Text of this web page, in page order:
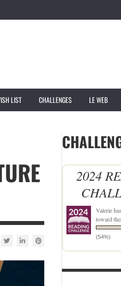
LIST CHALLENGES LE WEB
2024
Valerie
toward
(54%)